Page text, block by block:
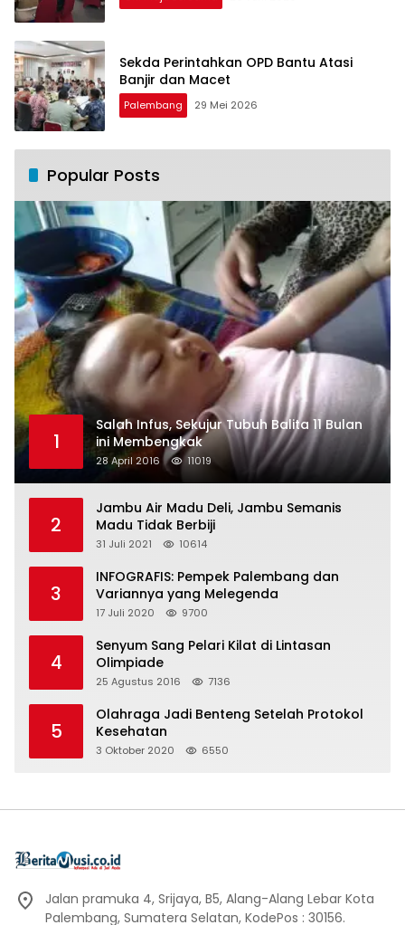
Sekda Perintahkan OPD Bantu Atasi
Banjir dan Macet
Palembang 29 Mei 2026
Popular Posts
1
Salah Infus, Sekujur Tubuh Balita 11 Bulan
ini Membengkak
28 April 2016 11019
2
Jambu Air Madu Deli, Jambu Semanis
Madu Tidak Berbiji
31 Juli 2021 10614
3
INFOGRAFIS: Pempek Palembang dan
Variannya yang Melegenda
17 Juli 2020 9700
4
Senyum Sang Pelari Kilat di Lintasan
Olimpiade
25 Agustus 2016 7136
5
Olahraga Jadi Benteng Setelah Protokol
Kesehatan
3 Oktober 2020 6550
Jalan pramuka 4, Srijaya, B5, Alang-Alang Lebar Kota
Palembang, Sumatera Selatan, KodePos : 30156.